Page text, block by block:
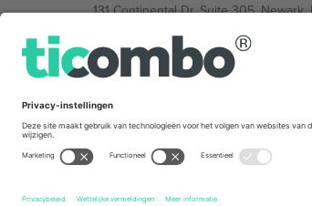
131 Continental Dr, Suite 305,
Bulgaria
Regus Sofia City West, bul Totleben
Mexico
Av Chapultepec 360, Roma Norte,
het evenement, het impressum en de